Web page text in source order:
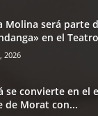
Molina será parte
en el
2026
se convierte en el
de Morat con...